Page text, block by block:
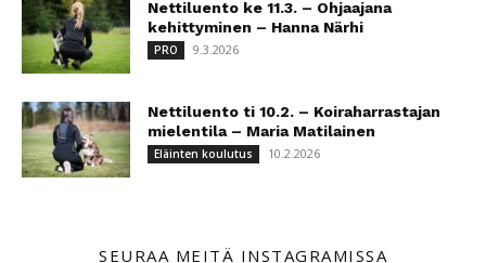
Nettiluento ke 11.3. – Ohjaajana
kehittyminen – Hanna Närhi
PRO 9.3.2026
Nettiluento ti 10.2. – Koiraharrastajan
mielentila – Maria Matilainen
Eläinten koulutus 10.2.2026
SEURAA MEITÄ INSTAGRAMISSA